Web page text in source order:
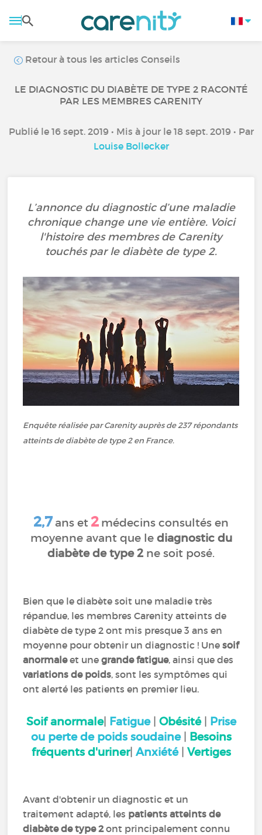
Retour à tous les articles Conseils
LE DIAGNOSTIC DU DIABÈTE DE TYPE 2 RACONTÉ
PAR LES MEMBRES CARENITY
Publié le 16 sept. 2019 • Mis à jour le 18 sept. 2019 • Par
Louise Bollecker
L’annonce du diagnostic d’une maladie
chronique change une vie entière. Voici
l'histoire des membres de Carenity
touchés par le diabète de type 2.
Enquête réalisée par Carenity auprès de 237 répondants
atteints de diabète de type 2 en France.
2,7 ans et 2 médecins consultés en
moyenne avant que le diagnostic du
diabète de type 2 ne soit posé.
Bien que le diabète soit une maladie très
répandue, les membres Carenity atteints de
diabète de type 2 ont mis presque 3 ans en
moyenne pour obtenir un diagnostic ! Unesoif
anormaleet unegrande fatigue, ainsi que des
variations de poids, sont les symptômes qui
ont alerté les patients en premier lieu.
Soif anormale| Fatigue Obésité
Prise
ou perte de poids soudaine
Besoins
fréquents d'uriner| Anxiété Vertiges
Avant d'obtenir un diagnostic et un
traitement adapté, les patients atteints de
diabète de type 2ont principalement connu